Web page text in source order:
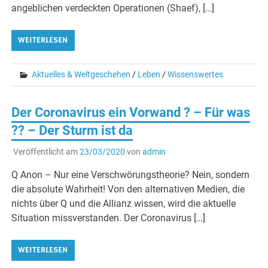
angeblichen verdeckten Operationen (Shaef), […]
WEITERLESEN
Aktuelles & Weltgeschehen / Leben /Wissenswertes
Der Coronavirus ein Vorwand ? – Für was
?? – Der Sturm ist da
Veröffentlicht am23/03/2020 von admin
Q Anon – Nur eine Verschwörungstheorie? Nein, sondern
die absolute Wahrheit! Von den alternativen Medien, die
nichts über Q und die Allianz wissen, wird die aktuelle
Situation missverstanden. Der Coronavirus […]
WEITERLESEN